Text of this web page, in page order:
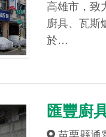
高雄市，致
廚具、瓦斯
於…
匯豐廚